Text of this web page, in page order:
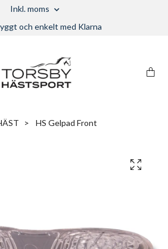
Inkl. moms
och enkelt med Klarna
HS Gelpad Front